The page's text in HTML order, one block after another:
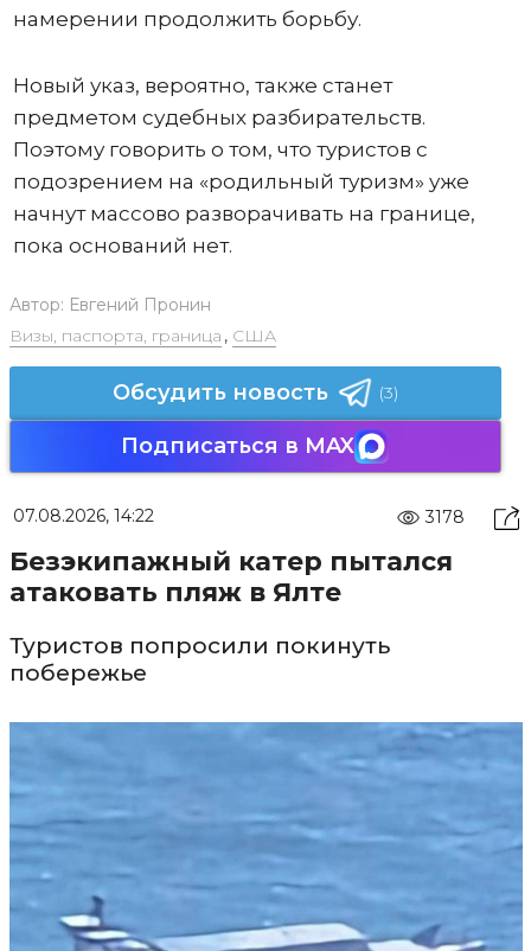
намерении продолжить борьбу.
Новый указ, вероятно, также станет
предметом судебных разбирательств.
Поэтому говорить о том, что туристов с
подозрением на «родильный туризм» уже
начнут массово разворачивать на границе,
пока оснований нет.
Автор: Евгений Пронин
Визы, паспорта, граница , США
Обсудить новость (3)
Подписаться в MAX
07.08.2026, 14:22 3178
Безэкипажный катер пытался
атаковать пляж в Ялте
Туристов попросили покинуть
побережье